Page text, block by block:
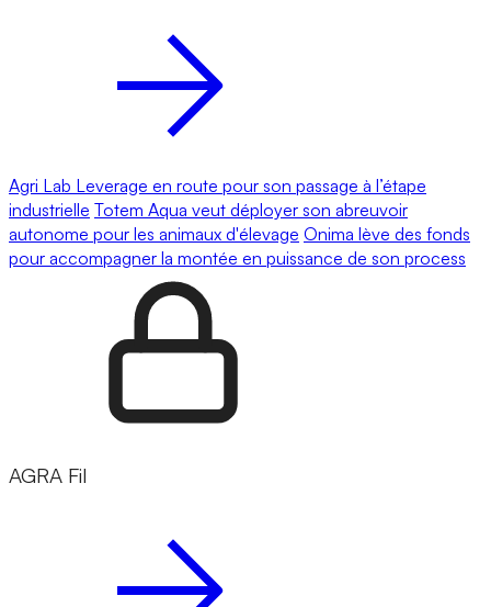
Agri Lab Leverage en route pour son passage à l’étape
industrielle Totem Aqua veut déployer son abreuvoir
autonome pour les animaux d'élevage Onima lève des fonds
pour accompagner la montée en puissance de son process
AGRA Fil